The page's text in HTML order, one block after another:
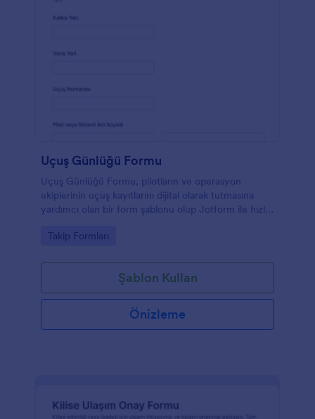
Uçuş Günlüğü Formu
Uçuş Günlüğü Formu, pilotların ve operasyon
ekiplerinin uçuş kayıtlarını dijital olarak tutmasına
yardımcı olan bir form şablonu olup Jotform ile hızlı
Go to Category:
Takip Formları
Şablon Kullan
Önizleme